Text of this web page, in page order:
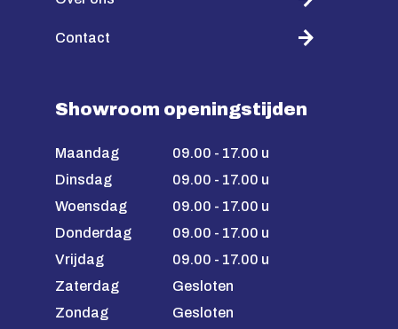
Contact
Showroom openingstijden
Maandag
09.00 - 17.00 u
Dinsdag
09.00 - 17.00 u
Woensdag
09.00 - 17.00 u
Donderdag
09.00 - 17.00 u
Vrijdag
09.00 - 17.00 u
Zaterdag
Gesloten
Zondag
Gesloten